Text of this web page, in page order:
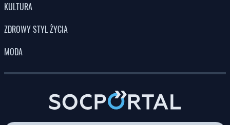
KULTURA
ZDROWY STYL ŻYCIA
MODA